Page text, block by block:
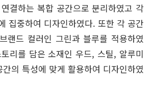
결하는 복합 공간으로 분리하였고 각
집중하여 디자인하였다. 또한 각 공간
랜드 컬러인 그린과 블루를 적용하였
리를 담은 소재인 우드, 스틸, 알루미
의 특성에 맞게 활용하여 디자인하였